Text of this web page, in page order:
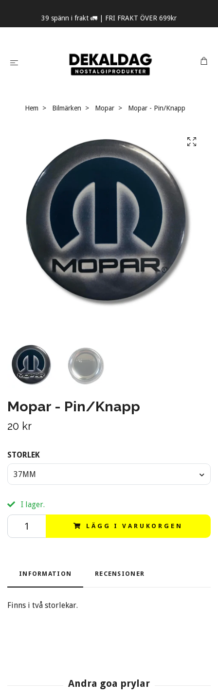
39 spänn i frakt 🚛 | FRI FRAKT ÖVER 699kr
Hem Bilmärken Mopar Mopar - Pin/Knapp
Mopar - Pin/Knapp
20 kr
STORLEK
37MM
I lager.
LÄGG I VARUKORGEN
INFORMATION RECENSIONER
Finns i två storlekar.